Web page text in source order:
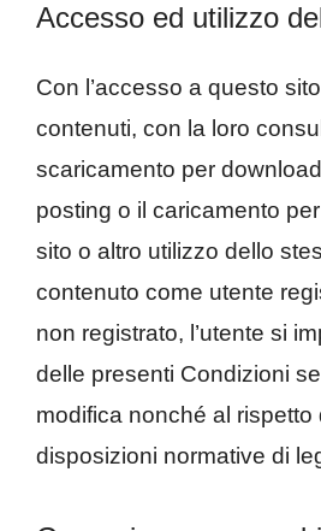
Accesso ed utilizzo
Con l’accesso a questo
contenuti, con la loro
scaricamento per
posting o il caricamento
sito o altro utilizzo dello
contenuto come utente
non registrato, l’utente si
delle presenti Condizioni
modifica nonché al rispetto
disposizioni normative di